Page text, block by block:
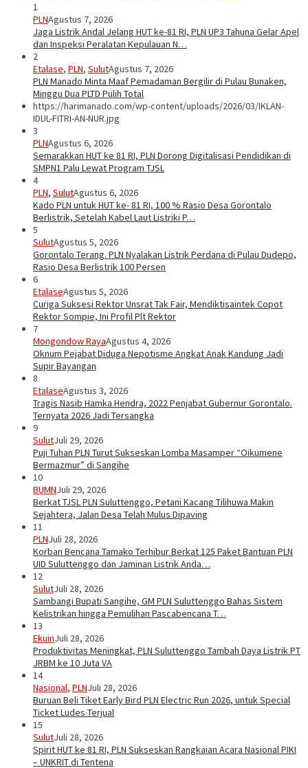
1
PLNAgustus 7, 2026
Jaga Listrik Andal Jelang HUT ke-81 RI, PLN UP3 Tahuna Gelar Apel
dan Inspeksi Peralatan Kepulauan N…
2
Etalase, PLN, SulutAgustus 7, 2026
PLN Manado Minta Maaf Pemadaman Bergilir di Pulau Bunaken,
Minggu Dua PLTD Pulih Total
https://harimanado.com/wp-content/uploads/2026/03/IKLAN-
IDUL-FITRI-AN-NUR.jpg
3
PLNAgustus 6, 2026
Semarakkan HUT ke 81 RI, PLN Dorong Digitalisasi Pendidikan di
SMPN1 Palu Lewat Program TJSL
4
PLN, SulutAgustus 6, 2026
Kado PLN untuk HUT ke- 81 RI, 100 % Rasio Desa Gorontalo
Berlistrik, Setelah Kabel Laut Listriki P…
5
SulutAgustus 5, 2026
Gorontalo Terang. PLN Nyalakan Listrik Perdana di Pulau Dudepo,
Rasio Desa Berlistrik 100 Persen
6
EtalaseAgustus 5, 2026
Curiga Suksesi Rektor Unsrat Tak Fair, Mendiktisaintek Copot
Rektor Sompie, Ini Profil Plt Rektor
7
Mongondow RayaAgustus 4, 2026
Oknum Pejabat Diduga Nepotisme Angkat Anak Kandung Jadi
Supir Bayangan
8
EtalaseAgustus 3, 2026
Tragis Nasib Hamka Hendra, 2022 Penjabat Gubernur Gorontalo.
Ternyata 2026 Jadi Tersangka
9
SulutJuli 29, 2026
Puji Tuhan PLN Turut Sukseskan Lomba Masamper “Oikumene
Bermazmur” di Sangihe
10
BUMNJuli 29, 2026
Berkat TJSL PLN Suluttenggo, Petani Kacang Tilihuwa Makin
Sejahtera, Jalan Desa Telah Mulus Dipaving
11
PLNJuli 28, 2026
Korban Bencana Tamako Terhibur Berkat 125 Paket Bantuan PLN
UID Suluttenggo dan Jaminan Listrik Anda…
12
SulutJuli 28, 2026
Sambangi Bupati Sangihe, GM PLN Suluttenggo Bahas Sistem
Kelistrikan hingga Pemulihan Pascabencana T…
13
EkuinJuli 28, 2026
Produktivitas Meningkat, PLN Suluttenggo Tambah Daya Listrik PT
JRBM ke 10 Juta VA
14
Nasional, PLNJuli 28, 2026
Buruan Beli Tiket Early Bird PLN Electric Run 2026, untuk Special
Ticket Ludes Terjual
15
SulutJuli 28, 2026
Spirit HUT ke 81 RI, PLN Sukseskan Rangkaian Acara Nasional PIKI
– UNKRIT di Tentena